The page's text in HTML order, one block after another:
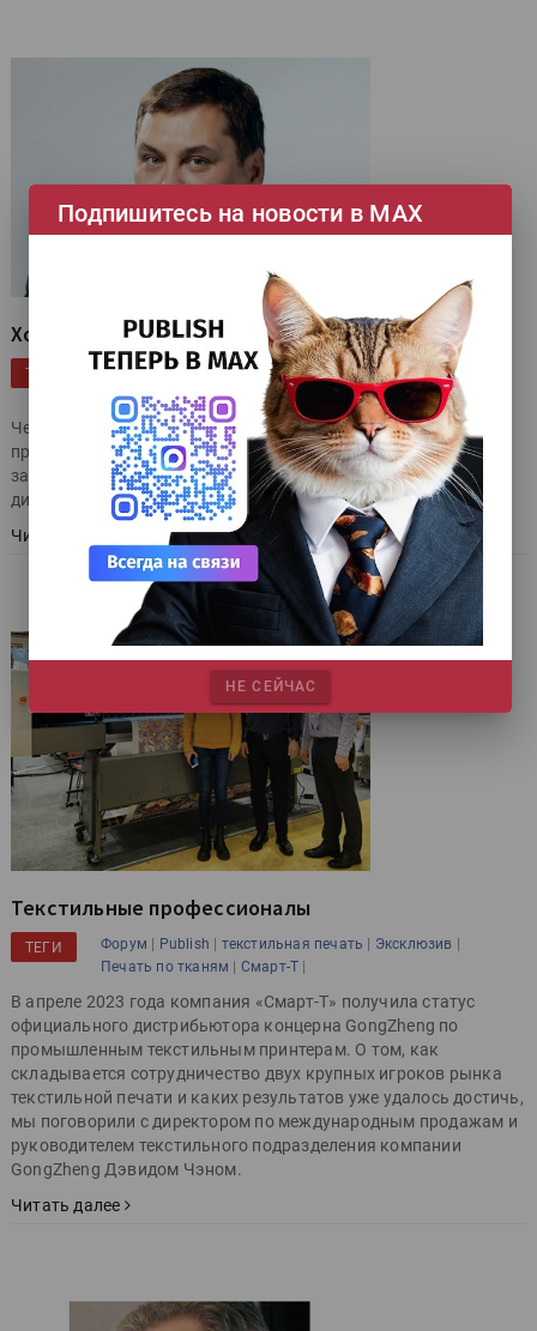
Хороший год
ТЕГИ Форум| Publish|Послепечать|текстильная печать
Эксклюзив| Смарт-Т iECHO Кадровый вопрос|
Чем ознаменовался для «Смарт-Т» минувший 2023 год, как
провести за год более тысячи инсталляций оборудования и
зачем внедрять систему наставничества, рассказывает
директор компании по маркетингу Дмитрий Грацков.
Читать далее
Текстильные профессионалы
ТЕГИ Форум | Publish | текстильная печать | Эксклюзив |
Печать по тканям | Смарт-Т |
В апреле 2023 года компания «Смарт-Т» получила статус
официального дистрибьютора концерна GongZheng по
промышленным текстильным принтерам. О том, как
складывается сотрудничество двух крупных игроков рынка
текстильной печати и каких результатов уже удалось достичь,
мы поговорили с директором по международным продажам и
руководителем текстильного подразделения компании
GongZheng Дэвидом Чэном.
Читать далее
Подпишитесь на новости в МАХ
НЕ СЕЙЧАС